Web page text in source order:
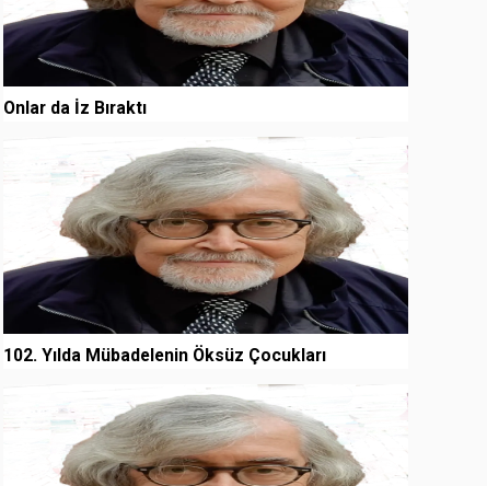
Onlar da İz Bıraktı
102. Yılda Mübadelenin Öksüz Çocukları